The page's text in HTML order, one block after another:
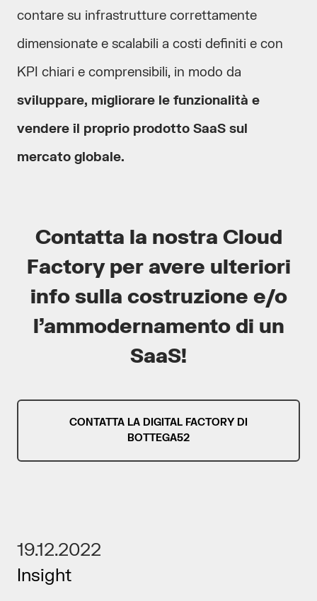
contare su infrastrutture correttamente
dimensionate e scalabili a costi definiti e con
KPI chiari e comprensibili, in modo da
sviluppare, migliorare le funzionalità e
vendere il proprio prodotto SaaS sul
mercato globale.
Contatta la nostra Cloud
Factory per avere ulteriori
info sulla costruzione e/o
l’ammodernamento di un
SaaS!
CONTATTA LA DIGITAL FACTORY DI
BOTTEGA52
19.12.2022
Insight